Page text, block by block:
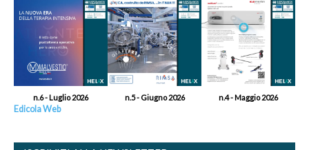
n.6 - Luglio 2026 n.5 - Giugno 2026 n.4 - Maggio 2026
Edicola Web